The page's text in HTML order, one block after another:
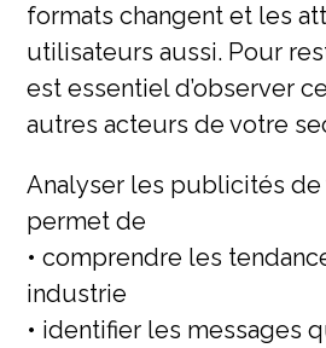
formats changent et les
utilisateurs aussi. Pour
est essentiel d’observer
autres acteurs de votre
Analyser les publicités
permet de
• comprendre les
industrie
• identifier les messages